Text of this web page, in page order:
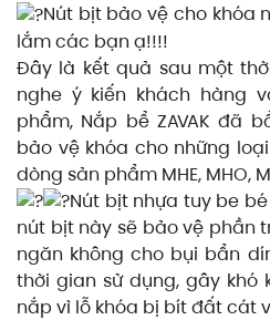
Nút bịt bảo vệ cho khóa
lắm các bạn ạ!!!!
Đây là kết quả sau một
nghe ý kiến khách hàng
phẩm, Nắp bể ZAVAK đã
bảo vệ khóa cho những
dòng sản phẩm MHE, MHO,
Nút bịt nhựa tuy be
nút bịt này sẽ bảo vệ phần
ngăn không cho bụi bẩn
thời gian sử dụng, gây khó
nắp vì lỗ khóa bị bít đất cát